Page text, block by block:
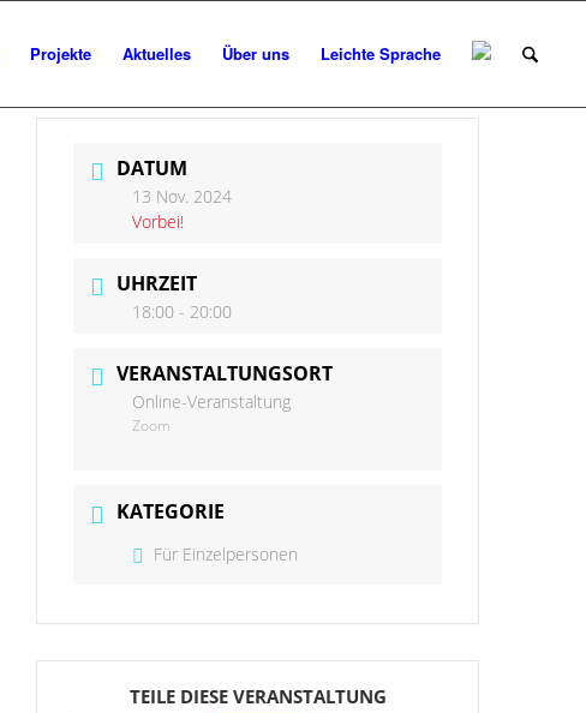
Projekte Aktuelles Über uns Leichte Sprache
DATUM
13 Nov. 2024
Vorbei!
UHRZEIT
18:00 - 20:00
VERANSTALTUNGSORT
Online-Veranstaltung
Zoom
KATEGORIE
Für Einzelpersonen
TEILE DIESE VERANSTALTUNG